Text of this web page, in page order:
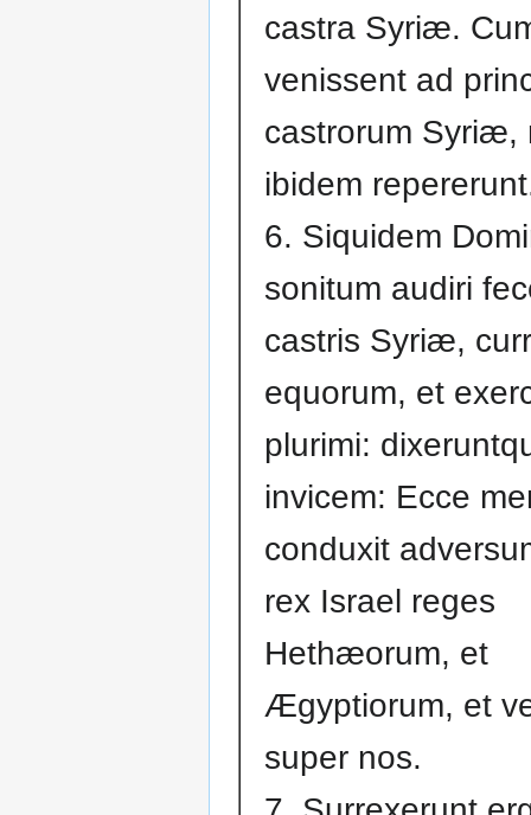
castra Syriæ.
venissent ad
castrorum Syriæ,
ibidem
6. Siquidem
sonitum audiri
castris Syriæ,
equorum, et
plurimi:
invicem: Ecce
conduxit
rex Israel reges
Hethæorum, et
Ægyptiorum, et
super nos.